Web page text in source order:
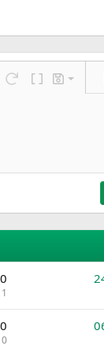
Wiederholen
BBCodeEntwürfe
speichern
0
1
0